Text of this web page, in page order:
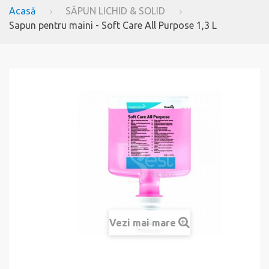
Acasă
SĂPUN LICHID & SOLID
Sapun pentru maini - Soft Care All Purpose 1,3 L
Vezi mai mare